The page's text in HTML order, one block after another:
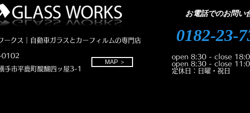
＋ヘッドライトリペア🚗
ークス｜自動車ガラスとカーフィルムの専門店
0102
手市平鹿町醍醐四ッ屋3-1
MAP ＞
0182-23-
お電話でのお問い
open 8:30 - close
open 8:30 - close
定休日：日曜・祝日